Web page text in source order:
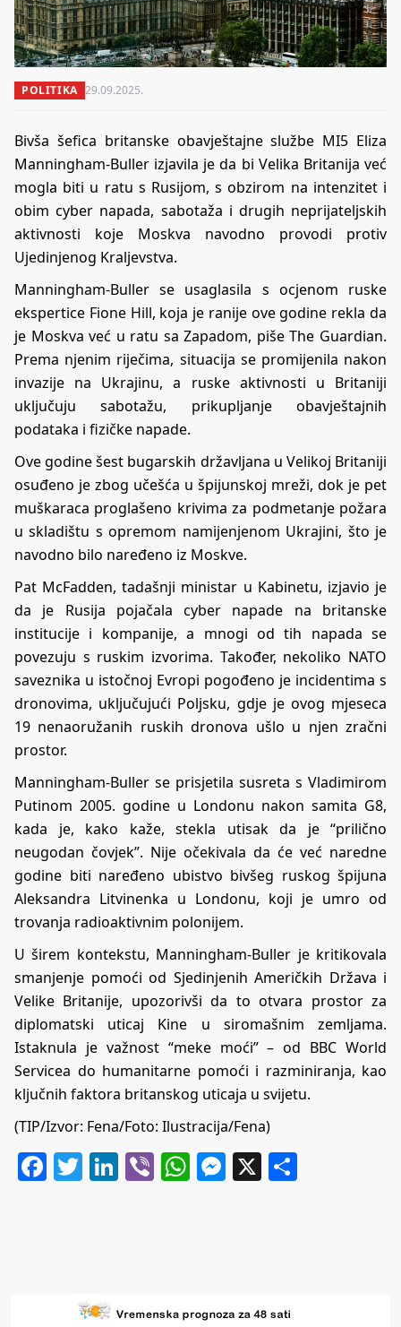
POLITIKA 29.09.2025.
Bivša šefica britanske obavještajne službe MI5 Eliza
Manningham-Buller izjavila je da bi Velika Britanija već
mogla biti u ratu s Rusijom, s obzirom na intenzitet i
obim cyber napada, sabotaža i drugih neprijateljskih
aktivnosti koje Moskva navodno provodi protiv
Ujedinjenog Kraljevstva.
Manningham-Buller se usaglasila s ocjenom ruske
ekspertice Fione Hill, koja je ranije ove godine rekla da
je Moskva već u ratu sa Zapadom, piše The Guardian.
Prema njenim riječima, situacija se promijenila nakon
invazije na Ukrajinu, a ruske aktivnosti u Britaniji
uključuju sabotažu, prikupljanje obavještajnih
podataka i fizičke napade.
Ove godine šest bugarskih državljana u Velikoj Britaniji
osuđeno je zbog učešća u špijunskoj mreži, dok je pet
muškaraca proglašeno krivima za podmetanje požara
u skladištu s opremom namijenjenom Ukrajini, što je
navodno bilo naređeno iz Moskve.
Pat McFadden, tadašnji ministar u Kabinetu, izjavio je
da je Rusija pojačala cyber napade na britanske
institucije i kompanije, a mnogi od tih napada se
povezuju s ruskim izvorima. Također, nekoliko NATO
saveznika u istočnoj Evropi pogođeno je incidentima s
dronovima, uključujući Poljsku, gdje je ovog mjeseca
19 nenaoružanih ruskih dronova ušlo u njen zračni
prostor.
Manningham-Buller se prisjetila susreta s Vladimirom
Putinom 2005. godine u Londonu nakon samita G8,
kada je, kako kaže, stekla utisak da je “prilično
neugodan čovjek”. Nije očekivala da će već naredne
godine biti naređeno ubistvo bivšeg ruskog špijuna
Aleksandra Litvinenka u Londonu, koji je umro od
trovanja radioaktivnim polonijem.
U širem kontekstu, Manningham-Buller je kritikovala
smanjenje pomoći od Sjedinjenih Američkih Država i
Velike Britanije, upozorivši da to otvara prostor za
diplomatski uticaj Kine u siromašnim zemljama.
Istaknula je važnost “meke moći” – od BBC World
Servicea do humanitarne pomoći i razminiranja, kao
ključnih faktora britanskog uticaja u svijetu.
(TIP/Izvor: Fena/Foto: Ilustracija/Fena)
Facebook
Twitter
LinkedIn
ViberWhatsApp
Messenger
X